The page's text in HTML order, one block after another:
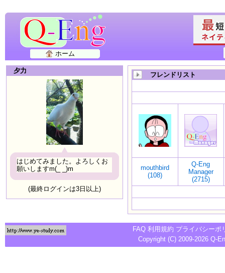
ホーム
夕力
はじめてみました。よろしくお
願いしますm(_ _)m
(最終ログインは3日以上)
フレンドリスト
mouthbird
(108)
Q-Eng
Manager
(2715)
FAQ 利用規約 プライバシーポ
Copyright (C) 2009-2026 Q-